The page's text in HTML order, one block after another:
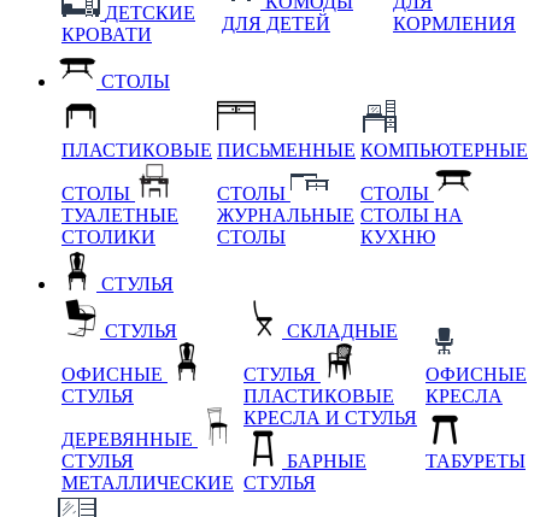
ДЕТСКИЕ
КРОВАТИ
ДЛЯ ДЕТЕЙ
КОРМЛЕНИЯ
СТОЛЫ
ПЛАСТИКОВЫЕ
СТОЛЫ
ТУАЛЕТНЫЕ
СТОЛИКИ
ПИСЬМЕННЫЕ
СТОЛЫ
ЖУРНАЛЬНЫЕ
СТОЛЫ
КОМПЬЮТЕРНЫЕ
СТОЛЫ
СТОЛЫ НА
КУХНЮ
СТУЛЬЯ
СТУЛЬЯ
ОФИСНЫЕ
СТУЛЬЯ
ДЕРЕВЯННЫЕ
СТУЛЬЯ
МЕТАЛЛИЧЕСКИЕ
СКЛАДНЫЕ
СТУЛЬЯ
ПЛАСТИКОВЫЕ
КРЕСЛА И СТУЛЬЯ
БАРНЫЕ
СТУЛЬЯ
ОФИСНЫЕ
КРЕСЛА
ТАБУРЕТЫ